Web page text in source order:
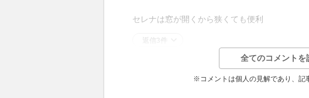
セレナは窓が開くから狭くても便利
全てのコメントを
※コメントは個人の見解であり、記